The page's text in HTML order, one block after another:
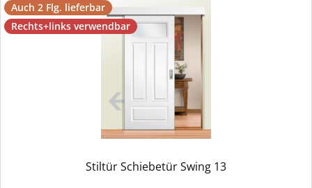
Auch 2 Flg. lieferbar
Rechts+links verwendbar
Stiltür Schiebetür Swing 13